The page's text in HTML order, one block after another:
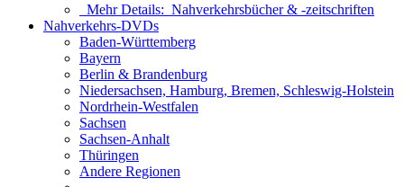
Mehr Details: Nahverkehrsbücher & -zeitschriften
Nahverkehrs-DVDs
Baden-Württemberg
Bayern
Berlin & Brandenburg
Niedersachsen, Hamburg, Bremen, Schleswig-Holstein
Nordrhein-Westfalen
Sachsen
Sachsen-Anhalt
Thüringen
Andere Regionen